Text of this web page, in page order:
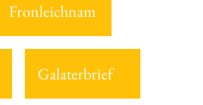
Fronleichnam
Galaterbrief